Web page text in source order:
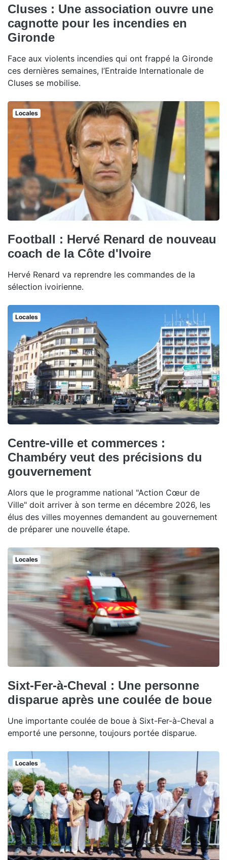
Cluses : Une association ouvre une
cagnotte pour les incendies en
Gironde
Face aux violents incendies qui ont frappé la Gironde
ces dernières semaines, l’Entraide Internationale de
Cluses se mobilise.
Locales
Football : Hervé Renard de nouveau
coach de la Côte d'Ivoire
Hervé Renard va reprendre les commandes de la
sélection ivoirienne.
Locales
Centre-ville et commerces :
Chambéry veut des précisions du
gouvernement
Alors que le programme national "Action Cœur de
Ville" doit arriver à son terme en décembre 2026, les
élus des villes moyennes demandent au gouvernement
de préparer une nouvelle étape.
Locales
Sixt-Fer-à-Cheval : Une personne
disparue après une coulée de boue
Une importante coulée de boue à Sixt-Fer-à-Cheval a
emporté une personne, toujours portée disparue.
Locales